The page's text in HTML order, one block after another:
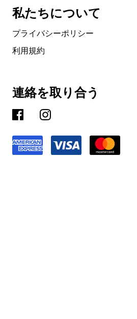
私たちについて
プライバシーポリシー
利用規約
連絡を取り合う